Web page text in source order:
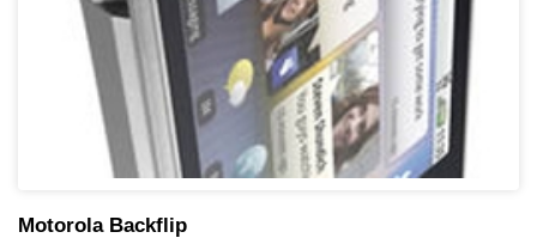
Motorola Backflip